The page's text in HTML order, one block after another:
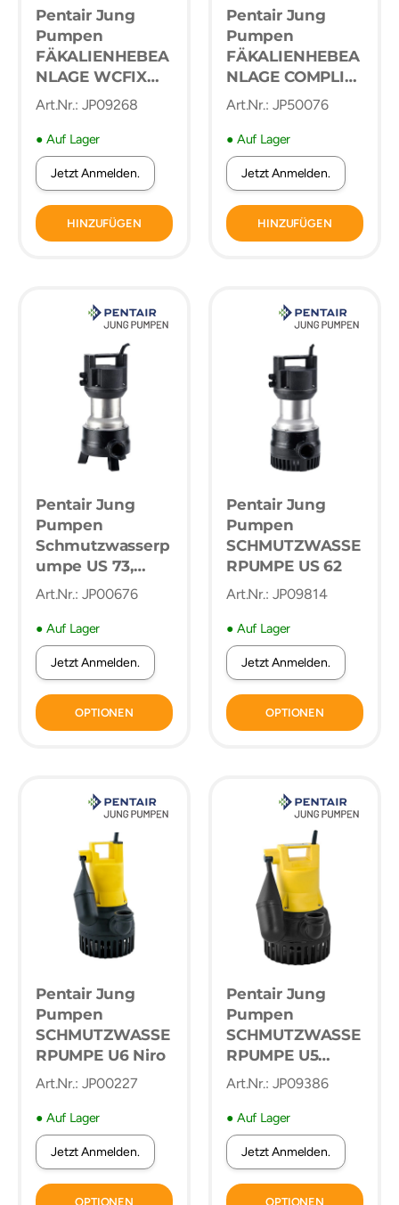
Pentair Jung
Pumpen
FÄKALIENHEBEA
NLAGE WCFIX
260 ZUR
VERWENDUNG
Art.Nr.: JP09268
● Auf Lager
Jetzt Anmelden.
HINZUFÜGEN
Pentair Jung
Pumpen
FÄKALIENHEBEA
NLAGE COMPLI
300 E 230 V
Art.Nr.: JP50076
● Auf Lager
Jetzt Anmelden.
HINZUFÜGEN
Pentair Jung
Pumpen
Schmutzwasserp
umpe US 73,
ohne Schaltung,
Edelstahl 304,
Gusseisen
Pumpengehäuse
Auslass, IP68
Art.Nr.: JP00676
● Auf Lager
Jetzt Anmelden.
OPTIONEN
Pentair Jung
Pumpen
SCHMUTZWASSE
RPUMPE US 62
Art.Nr.: JP09814
● Auf Lager
Jetzt Anmelden.
OPTIONEN
Pentair Jung
Pumpen
SCHMUTZWASSE
RPUMPE U6 Niro
Art.Nr.: JP00227
● Auf Lager
Jetzt Anmelden.
OPTIONEN
Pentair Jung
Pumpen
SCHMUTZWASSE
RPUMPE U5
K/KS, 230 V
Art.Nr.: JP09386
● Auf Lager
Jetzt Anmelden.
OPTIONEN